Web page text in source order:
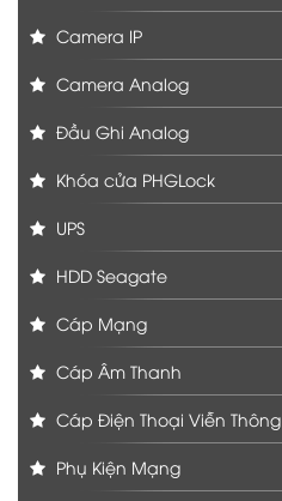
Camera IP
Camera Analog
Đầu Ghi Analog
Khóa cửa PHGLock
UPS
HDD Seagate
Cáp Mạng
Cáp Âm Thanh
Cáp Điện Thoại Viễn Thông
Phụ Kiện Mạng